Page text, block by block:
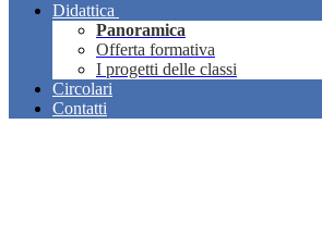
Didattica
Panoramica
Offerta formativa
I progetti delle classi
Circolari
Contatti